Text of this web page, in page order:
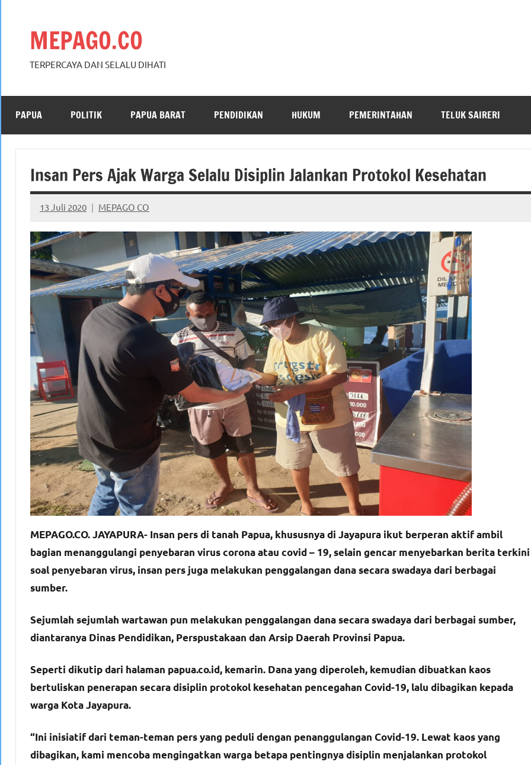
MEPAGO.CO
TERPERCAYA DAN SELALU DIHATI
PAPUA POLITIK PAPUA BARAT PENDIDIKAN HUKUM PEMERINTAHAN TELUK SAIRERI
Insan Pers Ajak Warga Selalu Disiplin Jalankan Protokol Kesehatan
13 Juli 2020 MEPAGO CO
No
comments
MEPAGO.CO. JAYAPURA- Insan pers di tanah Papua, khususnya di Jayapura ikut berperan aktif ambil
bagian menanggulangi penyebaran virus corona atau covid – 19, selain gencar menyebarkan berita terkini
soal penyebaran virus, insan pers juga melakukan penggalangan dana secara swadaya dari berbagai
sumber.
Sejumlah sejumlah wartawan pun melakukan penggalangan dana secara swadaya dari berbagai sumber,
diantaranya Dinas Pendidikan, Perspustakaan dan Arsip Daerah Provinsi Papua.
Seperti dikutip dari halaman papua.co.id, kemarin. Dana yang diperoleh, kemudian dibuatkan kaos
bertuliskan penerapan secara disiplin protokol kesehatan pencegahan Covid-19, lalu dibagikan kepada
warga Kota Jayapura.
“Ini inisiatif dari teman-teman pers yang peduli dengan penanggulangan Covid-19. Lewat kaos yang
dibagikan, kami mencoba mengingatkan warga betapa pentingnya disiplin menjalankan protokol